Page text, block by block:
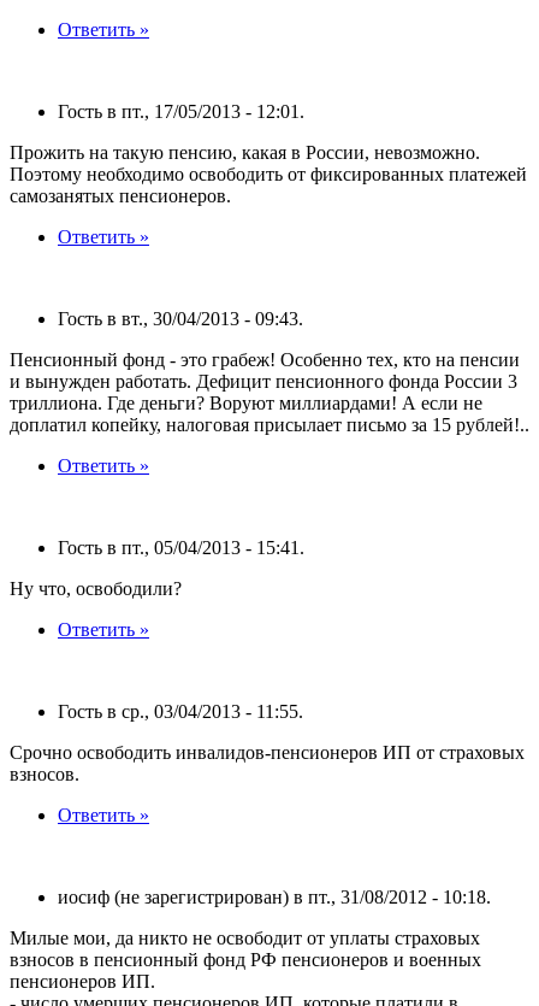
Ответить »
Гость в пт., 17/05/2013 - 12:01.
Прожить на такую пенсию, какая в России, невозможно.
Поэтому необходимо освободить от фиксированных платежей
самозанятых пенсионеров.
Ответить »
Гость в вт., 30/04/2013 - 09:43.
Пенсионный фонд - это грабеж! Особенно тех, кто на пенсии
и вынужден работать. Дефицит пенсионного фонда России 3
триллиона. Где деньги? Воруют миллиардами! А если не
доплатил копейку, налоговая присылает письмо за 15 рублей!..
Ответить »
Гость в пт., 05/04/2013 - 15:41.
Ну что, освободили?
Ответить »
Гость в ср., 03/04/2013 - 11:55.
Cрочно освободить инвалидов-пенсионеров ИП от страховых
взносов.
Ответить »
иосиф (не зарегистрирован) в пт., 31/08/2012 - 10:18.
Милые мои, да никто не освободит от уплаты страховых
взносов в пенсионный фонд РФ пенсионеров и военных
пенсионеров ИП.